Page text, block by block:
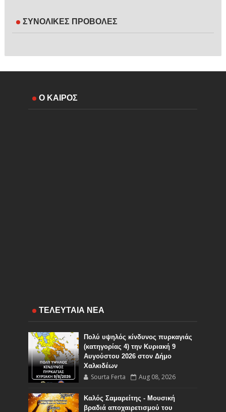
ΣΥΝΟΛΙΚΕΣ ΠΡΟΒΟΛΕΣ
Ο ΚΑΙΡΟΣ
ΤΕΛΕΥΤΑΙΑ ΝΕΑ
Πολύ υψηλός κίνδυνος πυρκαγιάς
(κατηγορίας 4) την Κυριακή 9
Αυγούστου 2026 στον Δήμο
Χαλκιδέων
Sourta Ferta Aug 08, 2026
Καλός Σαμαρείτης - Μουσική
βραδιά αποχαιρετισμού του